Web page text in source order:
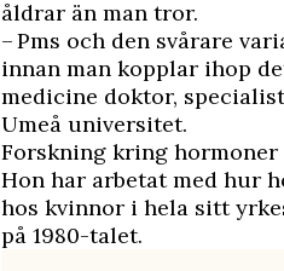
åldrar än man tror.
– Pms och den svårare
innan man kopplar ihop
medicine doktor,
Umeå universitet.
Forskning kring hormoner
Hon har arbetat med hur
hos kvinnor i hela sitt
på 1980-talet.